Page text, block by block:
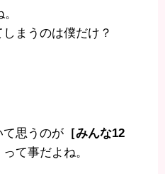
まうのは僕だけ？
て思うのが ［みんな12
って事だよね。